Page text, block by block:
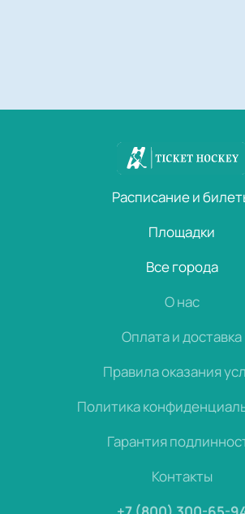
Расписание и
Площадки
Все города
О нас
Оплата и доставка
Правила оказания
Политика
Гарантия
Контакты